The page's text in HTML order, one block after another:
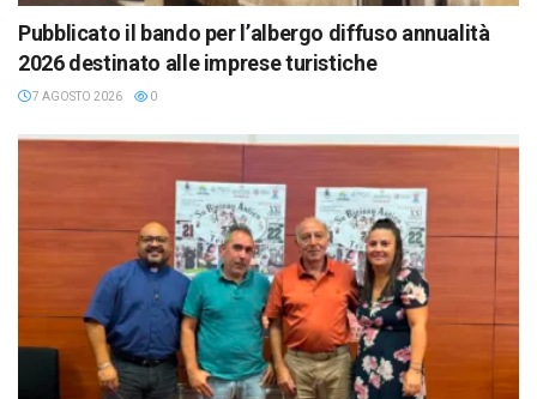
Pubblicato il bando per l’albergo diffuso annualità
2026 destinato alle imprese turistiche
7 AGOSTO 2026 0